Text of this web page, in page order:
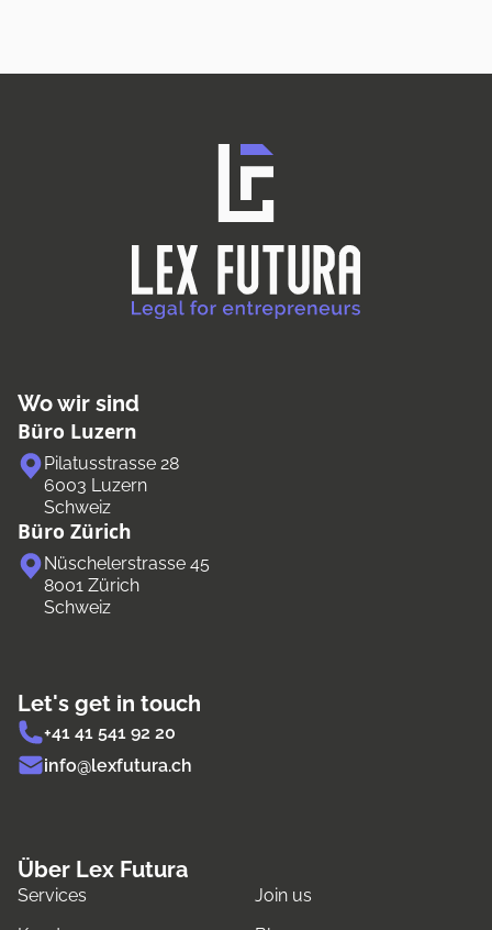
Wo wir sind
Büro Luzern
Pilatusstrasse 28
6003 Luzern
Schweiz
Büro Zürich
Nüschelerstrasse 45
8001 Zürich
Schweiz
Let's get in touch
+41 41 541 92 20
info@lexfutura.ch
Über Lex Futura
Services
Join us